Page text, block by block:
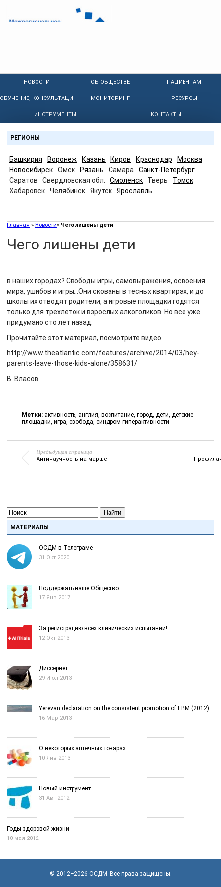
НОВОСТИ ОБ ОБЩЕСТВЕ ПАЦИЕНТАМ
ОБУЧЕНИЕ, КОНСУЛЬТАЦИИ МОНИТОРИНГ РЕСУРСЫ
ИНСТРУМЕНТЫ КОНТАКТЫ
РЕГИОНЫ
Башкирия Воронеж Казань Киров Краснодар
Москва
Новосибирск
Омск Рязань Самара
Санкт-Петербург
Саратов
Свердловская обл. Смоленск Тверь
Томск
Хабаровск
Челябинск Якутск Ярославль
Главная » Новости» Чего лишены дети
Чего лишены дети
в наших городах? Свободы игры, самовыражения, освоения
мира, ушибов и игры…Они скованы в тесных квартирах, и до
школы их отводят родители, а игровые площадки годятся
только для трехлеток и взрослых алкоголиков. Но все уже
придумано сто лет назад.
Прочитайте этот материал, посмотрите видео.
http://www.theatlantic.com/features/archive/2014/03/hey-
parents-leave-those-kids-alone/358631/
В. Власов
Метки: активность, англия, воспитание, город, дети, детские
площадки, игра, свобода, синдром гиперактивности
Предыдущая страница
Антинаучность на марше
Найти
МАТЕРИАЛЫ
ОСДМ в Телеграме
31 Окт 2020
Поддержать наше Общество
17 Янв 2017
За регистрацию всех клинических испытаний!
12 Окт 2013
Диссернет
29 Июл 2013
Yerevan declaration on the consistent promotion of EBM (2012)
16 Мар 2013
О некоторых аптечных товарах
10 Янв 2013
Новый инструмент
31 Авг 2012
Годы здоровой жизни
10 мая 2012
© 2012–2026 OСДМ . Все права защищены.